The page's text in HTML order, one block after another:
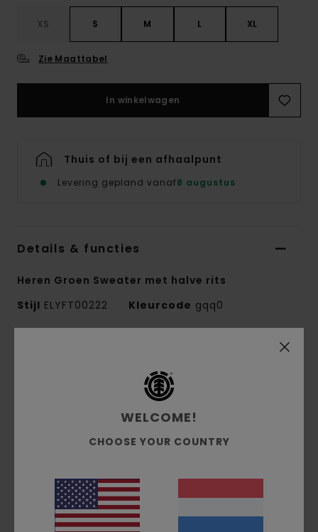
XS S M L XL
Zie Maattabel
In winkelwagen
Thuis of bij een afhaalpunt
Levering gepland vanaf8 augustus
Details & functies
Heren Groen Sweater met halve rits
Stijl ELYFT00222 Kleurcode gqq0
Corduroy van 100% gerecycled polyester
met bonded fleece, 360 g/m²
Regular fit
Geborstelde binnenkant
Label opzij
Samenstelling[Hoofdstof] 100% gerecycled
WELCOME!
CHOOSE YOUR COUNTRY